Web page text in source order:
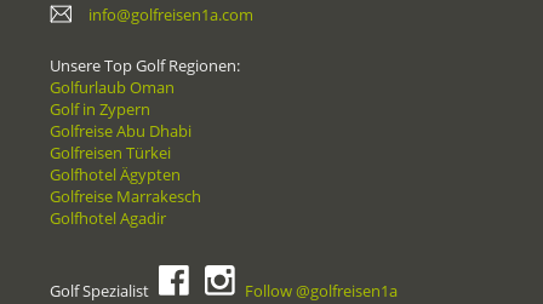
info@golfreisen1a.com
Unsere Top Golf Regionen:
Golfurlaub Oman
Golf in Zypern
Golfreise Abu Dhabi
Golfreisen Türkei
Golfhotel Ägypten
Golfreise Marrakesch
Golfhotel Agadir
Golf Spezialist Follow @golfreisen1a